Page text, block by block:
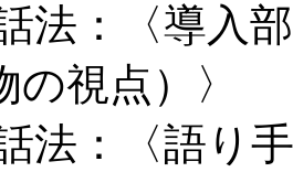
法：〈導入
の視点）〉
法：〈語り